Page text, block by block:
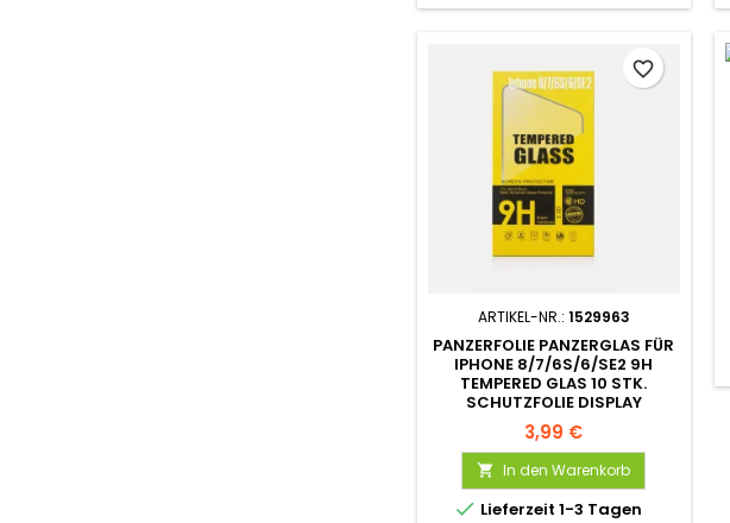
ARTIKEL-NR.: 1529963
PANZERFOLIE PANZERGLAS FÜR
IPHONE 8/7/6S/6/SE2 9H
TEMPERED GLAS 10 STK.
SCHUTZFOLIE DISPLAY
3,99 €
 In den Warenkorb
 Lieferzeit 1-3 Tagen
favorite_border